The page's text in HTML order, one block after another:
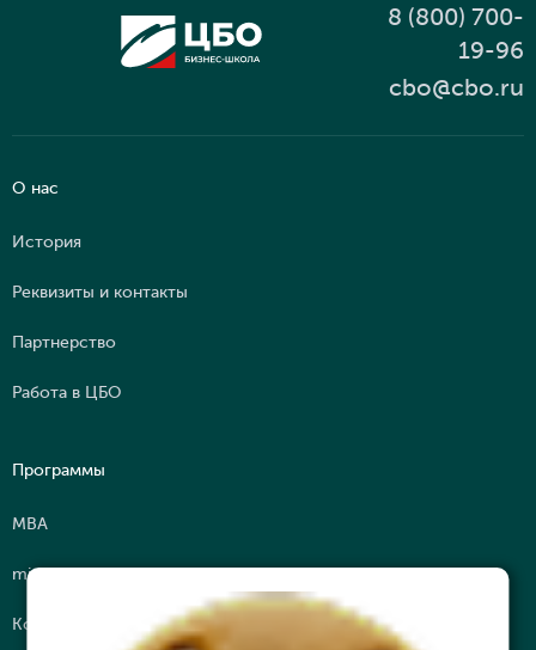
8 (800) 700-
19-96
cbo@cbo.ru
О нас
История
Реквизиты и контакты
Партнерство
Работа в ЦБО
Программы
МВА
mini МВА
Корпоративное обучение